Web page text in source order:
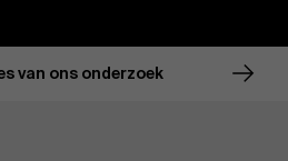
van ons onderzoek